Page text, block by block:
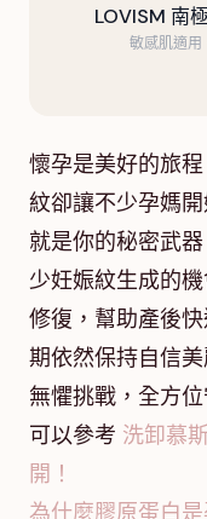
LOVISM 南
敏感肌適
懷孕是美好的旅
紋卻讓不少孕媽
就是你的秘密武
少妊娠紋生成的
修復，幫助產後
期依然保持自信
無懼挑戰，全方
可以參考 洗卸慕
開！
為什麼膠原蛋白